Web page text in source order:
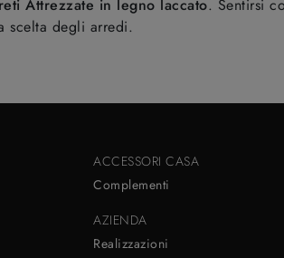
Attrezzate in legno laccato. Sentirsi
scelta degli arredi.
ACCESSORI CASA
Complementi
AZIENDA
Realizzazioni